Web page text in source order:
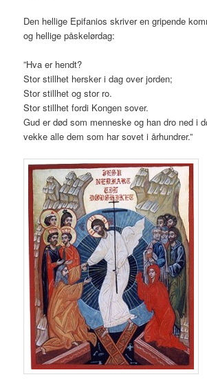
Den hellige Epifanios skriver en gripende
og hellige påskelørdag:
”Hva er hendt?
Stor stillhet hersker i dag over jorden;
Stor stillhet og stor ro.
Stor stillhet fordi Kongen sover.
Gud er død som menneske og han dro ned i
vekke alle dem som har sovet i århundrer.”